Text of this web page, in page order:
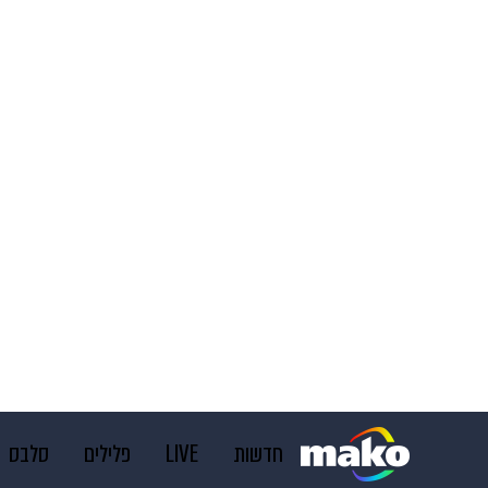
חדשות LIVE פלילים סלבס